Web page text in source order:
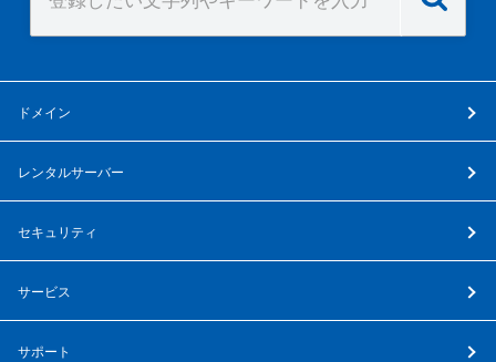
ドメイン
レンタルサーバー
セキュリティ
サービス
サポート